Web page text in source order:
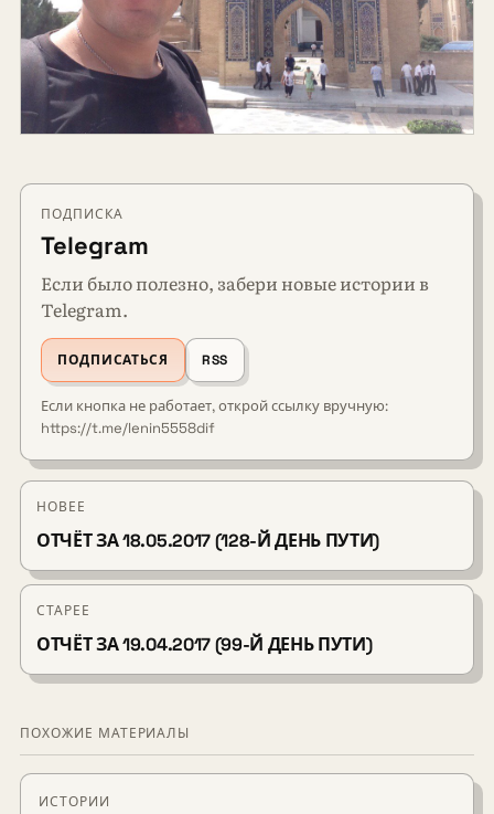
ПОДПИСКА
Telegram
Если было полезно, забери новые истории в
Telegram.
ПОДПИСАТЬСЯ RSS
Если кнопка не работает, открой ссылку вручную:
https://t.me/lenin5558dif
НОВЕЕ
ОТЧЁТ ЗА 18.05.2017 (128-Й ДЕНЬ ПУТИ)
СТАРЕЕ
ОТЧЁТ ЗА 19.04.2017 (99-Й ДЕНЬ ПУТИ)
ПОХОЖИЕ МАТЕРИАЛЫ
ИСТОРИИ